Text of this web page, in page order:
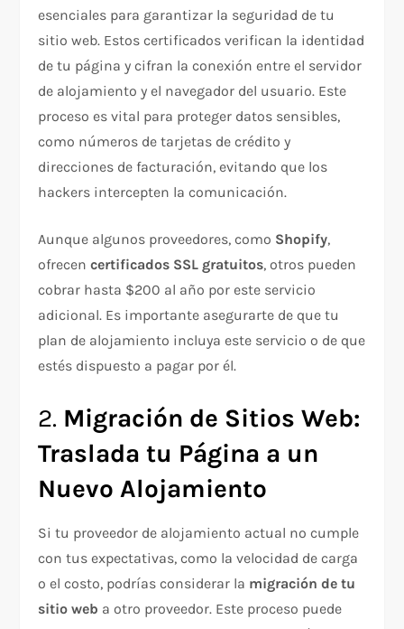
esenciales para garantizar la seguridad de tu
sitio web. Estos certificados verifican la identidad
de tu página y cifran la conexión entre el servidor
de alojamiento y el navegador del usuario. Este
proceso es vital para proteger datos sensibles,
como números de tarjetas de crédito y
direcciones de facturación, evitando que los
hackers intercepten la comunicación.
Aunque algunos proveedores, como Shopify,
ofrecencertificados SSL gratuitos, otros pueden
cobrar hasta $200 al año por este servicio
adicional. Es importante asegurarte de que tu
plan de alojamiento incluya este servicio o de que
estés dispuesto a pagar por él.
2. Migración de Sitios Web:
Traslada tu Página a un
Nuevo Alojamiento
Si tu proveedor de alojamiento actual no cumple
con tus expectativas, como la velocidad de carga
o el costo, podrías considerar la migración de tu
sitio web a otro proveedor. Este proceso puede